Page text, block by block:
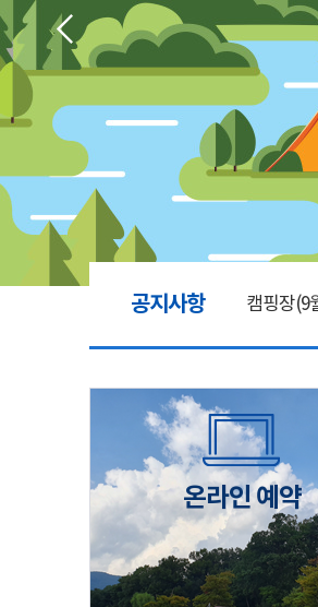
공지사항 캠핑장(9
[6/1]전산
2026년
캠핑장
온라인 예약